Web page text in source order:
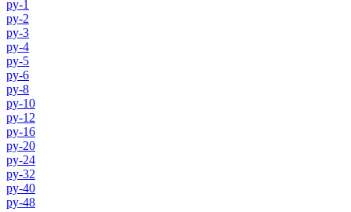
py-1
py-2
py-3
py-4
py-5
py-6
py-8
py-10
py-12
py-16
py-20
py-24
py-32
py-40
py-48